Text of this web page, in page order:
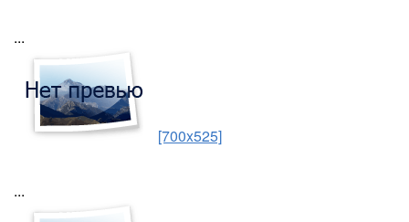
...
[700x525]
...